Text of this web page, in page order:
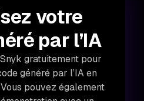
votre
par l’IA
gratuitement pour
généré par l’IA en
pouvez également